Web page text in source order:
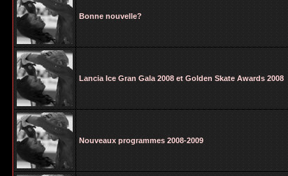
Bonne nouvelle?
Lancia Ice Gran Gala 2008 et Golden Skate Awards 2008
Nouveaux programmes 2008-2009